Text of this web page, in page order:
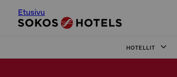
Etusivu
HOTELLIT